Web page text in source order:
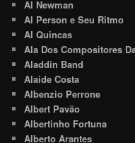
Al Newman
Al Person e Seu Ritmo
Al Quincas
Ala Dos Compositores
Aladdin Band
Alaide Costa
Albenzio Perrone
Albert Pavão
Albertinho Fortuna
Alberto Arantes